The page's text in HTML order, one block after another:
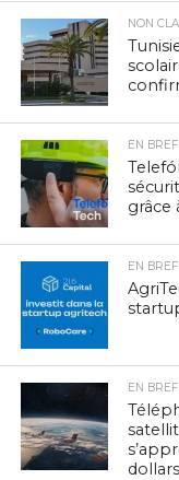
NON
EN BREF
grâce
EN BREF
EN BREF